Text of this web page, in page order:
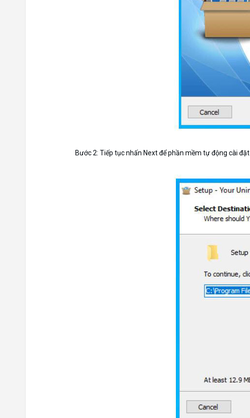
Bước 2: Tiếp tục nhấn Next để phần mềm tự động cài đặt